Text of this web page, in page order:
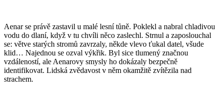
Aenar se právě zastavil u malé lesní tůně. Poklekl a nabral chladivou
vodu do dlaní, když v tu chvíli něco zaslechl. Strnul a zaposlouchal
se: větve starých stromů zavrzaly, někde vlevo ťukal datel, všude
klid… Najednou se ozval výkřik. Byl sice tlumený značnou
vzdáleností, ale Aenarovy smysly ho dokázaly bezpečně
identifikovat. Lidská zvědavost v něm okamžitě zvítězila nad
strachem.